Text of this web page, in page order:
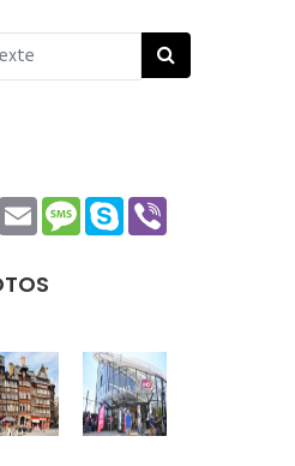
TwitterEmailMessage
Skype